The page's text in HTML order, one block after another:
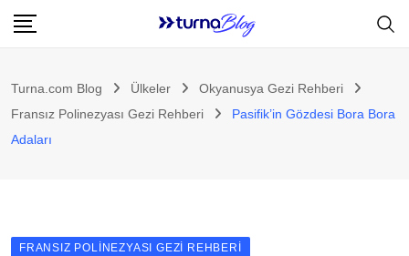
Skip
Turna.com Blog Ülkeler
Okyanusya Gezi Rehberi
Fransız Polinezyası Gezi Rehberi
Pasifik’in Gözdesi Bora Bora
Adaları
FRANSIZ POLINEZYASI GEZI REHBERI